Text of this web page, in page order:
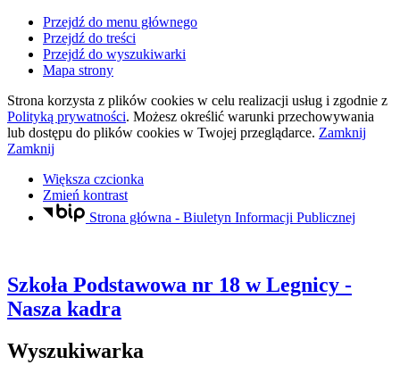
Przejdź do menu głównego
Przejdź do treści
Przejdź do wyszukiwarki
Mapa strony
Strona korzysta z plików cookies w celu realizacji usług i zgodnie z
Polityką prywatności. Możesz określić warunki przechowywania
lub dostępu do plików cookies w Twojej przeglądarce. Zamknij
Zamknij
Większa czcionka
Zmień kontrast
Strona główna - Biuletyn Informacji Publicznej
Szkoła Podstawowa nr 18 w Legnicy -
Nasza kadra
Wyszukiwarka